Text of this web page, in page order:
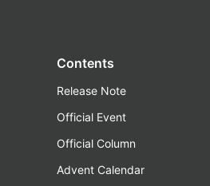
Contents
Release Note
Official Event
Official Column
Advent Calendar